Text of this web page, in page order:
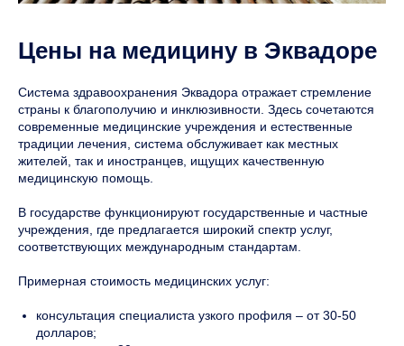
Цены на медицину в Эквадоре
Система здравоохранения Эквадора отражает стремление
страны к благополучию и инклюзивности. Здесь сочетаются
современные медицинские учреждения и естественные
традиции лечения, система обслуживает как местных
жителей, так и иностранцев, ищущих качественную
медицинскую помощь.
В государстве функционируют государственные и частные
учреждения, где предлагается широкий спектр услуг,
соответствующих международным стандартам.
Примерная стоимость медицинских услуг:
консультация специалиста узкого профиля – от 30-50
долларов;